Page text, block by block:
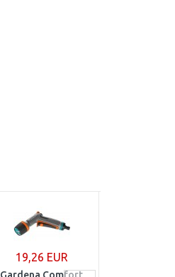
19,26 EUR